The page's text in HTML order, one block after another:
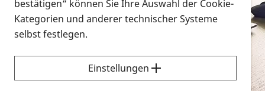
Alle Infomaterialien in verschiedenen
Formaten an einem Ort
Sie möchten wissen, wie Sie nach Infonmaterial
suchen und dieses bestellen bzw. herunterladen
können? Schauen Sie sich dieErklärvideos zum
bestätigen“ können Sie Ihre Auswahl der Cookie-
Kategorien und anderer technischer Systeme
selbst festlegen.
Einstellungen